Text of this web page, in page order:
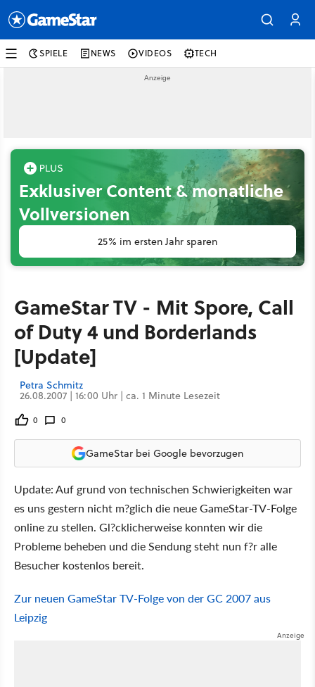
SPIELE NEWS VIDEOS TECH
Exklusiver Content & monatliche
Vollversionen
25% im ersten Jahr sparen
GameStar TV - Mit Spore, Call
of Duty 4 und Borderlands
[Update]
Petra Schmitz
26.08.2007 | 16:00 Uhr | ca. 1 Minute Lesezeit
0 0
GameStar bei Google bevorzugen
Update: Auf grund von technischen Schwierigkeiten war
es uns gestern nicht m?glich die neue GameStar-TV-Folge
online zu stellen. Gl?cklicherweise konnten wir die
Probleme beheben und die Sendung steht nun f?r alle
Besucher kostenlos bereit.
Zur neuen GameStar TV-Folge von der GC 2007 aus
Leipzig